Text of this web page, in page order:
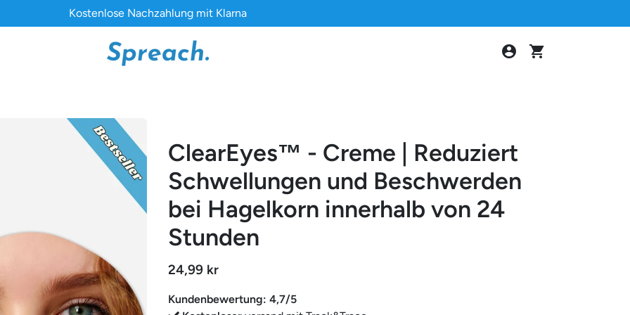
Kostenlose Nachzahlung mit Klarna
account_circle shopping_cart
ClearEyes™ - Creme | Reduziert
Schwellungen und Beschwerden
bei Hagelkorn innerhalb von 24
Stunden
24,99 kr
Kundenbewertung: 4,7/5